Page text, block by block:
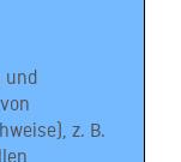
und
z. B.